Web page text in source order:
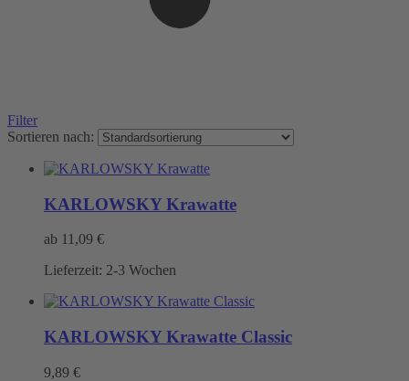
Filter
Sortieren nach:
KARLOWSKY Krawatte
ab 11,09 €
Lieferzeit: 2-3 Wochen
KARLOWSKY Krawatte Classic
9,89 €